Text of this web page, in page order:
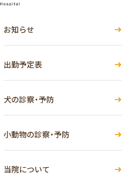
お知らせ
出勤予定表
犬の診察・予防
小動物の診察・予防
当院について